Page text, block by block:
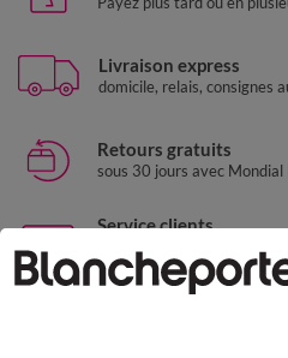
Livraison express
domicile, relais, consignes
Retours gratuits
sous 30 jours avec
Service clients
de 8h00 à 20h00 du lundi